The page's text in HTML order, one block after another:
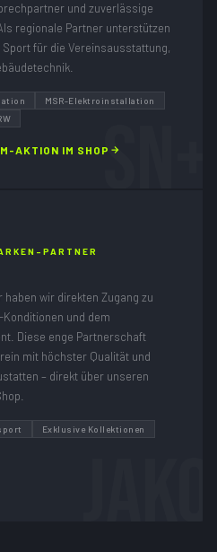
SN+
und zuverlässige
regionale Partner unterstützen
für die Vereinsausstattung,
MSR-Elektroinstallation
AKTION IM SHOP
PARTNER
haben wir direkten Zugang zu
und dem
Diese enge Partnerschaft
mit höchster Qualität und
– direkt über unseren
Exklusive Kollektionen